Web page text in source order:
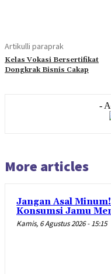
Artikulli paraprak
Kelas Vokasi Bersertifikat
Dongkrak Bisnis Cakap
-
More articles
Jangan Asal
Konsumsi Jamu
Kamis, 6 Agustus 2026 - 15:15